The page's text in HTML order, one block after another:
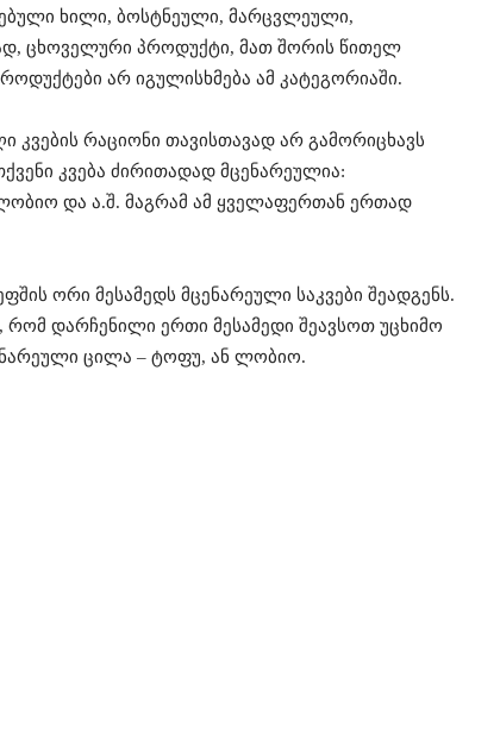
ხილი, ბოსტნეული, მარცვლეული,
ცხოველური პროდუქტი, მათ შორის წითელ
არ იგულისხმება ამ კატეგორიაში.
კვების რაციონი თავისთავად არ გამორიცხავს
კვება ძირითადად მცენარეულია:
და ა.შ. მაგრამ ამ ყველაფერთან ერთად
ორი მესამედს მცენარეული საკვები შეადგენს.
დარჩენილი ერთი მესამედი შეავსოთ უცხიმო
ცილა – ტოფუ, ან ლობიო.